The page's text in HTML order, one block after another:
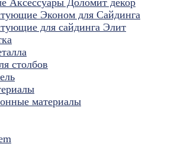
Аксессуары Доломит декор
Эконом для Сайдинга
для cайдинга Элит
столбов
материалы